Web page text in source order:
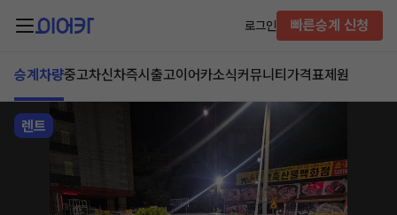
로그인 빠른승계 신청
승계차량중고차신차즉시출고이어카소식커뮤니티 가격표제원
렌트